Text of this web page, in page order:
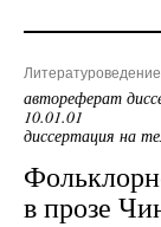
Литературоведение
автореферат
10.01.01
диссертация на
в прозе